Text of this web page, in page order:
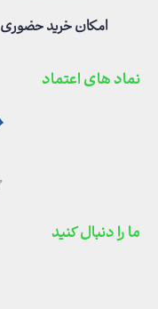
امکان خرید حضوری
ما را دنبال کنید
نماد های اعتماد